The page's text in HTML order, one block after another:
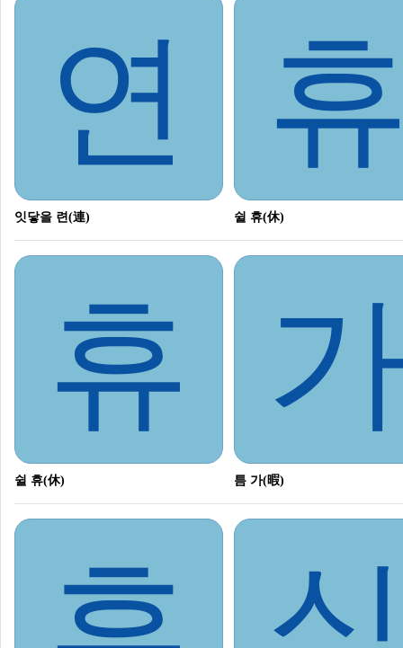
연
잇닿을 련(連) 쉴 휴(休)
휴
쉴 휴(休) 틈 가(暇)